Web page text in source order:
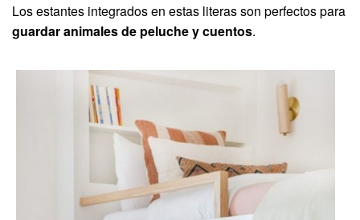
Los estantes integrados en estas literas son perfectos para
guardar animales de peluche y cuentos.